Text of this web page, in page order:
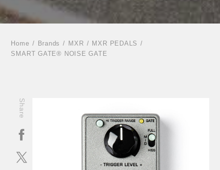
Home Brands MXR
MXR PEDALS
SMART GATE® NOISE GATE
Share